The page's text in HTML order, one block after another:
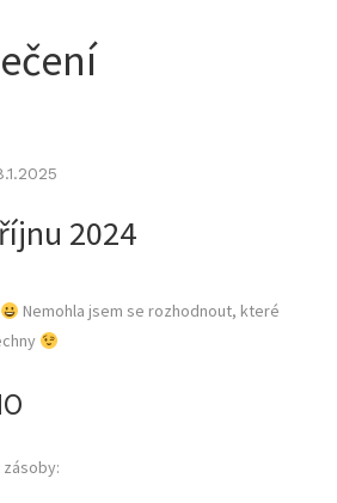
2024
Nemohla jsem se rozhodnout, které